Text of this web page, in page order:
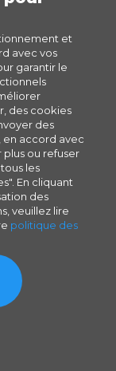
et
avec vos
garantir le
des cookies
des
en accord avec
plus ou refuser
les
En cliquant
des
veuillez lire
politique des